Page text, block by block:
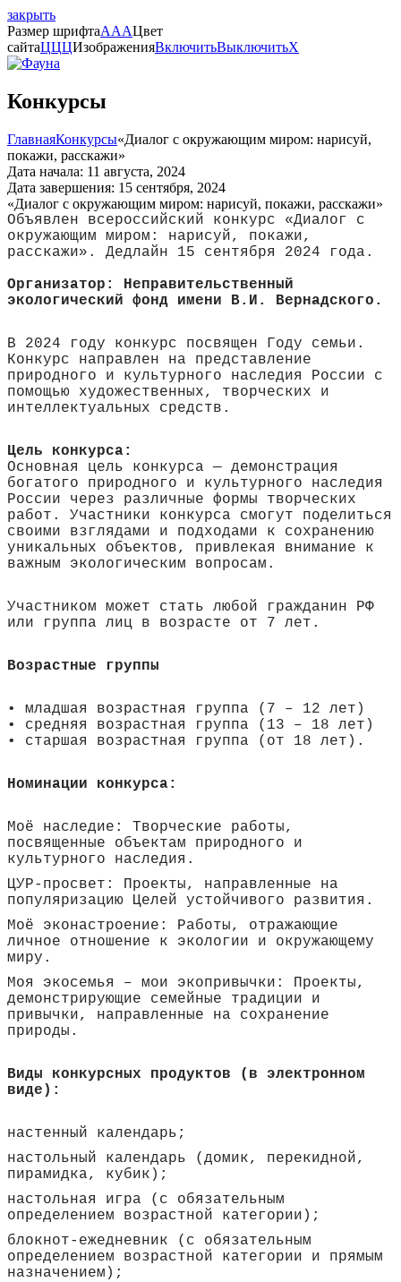
закрыть
Размер шрифтаAAAЦвет
сайтаЦЦЦИзображенияВключитьВыключитьX
Конкурсы
ГлавнаяКонкурсы«Диалог с окружающим миром: нарисуй,
покажи, расскажи»
Дата начала: 11 августа, 2024
Дата завершения: 15 сентября, 2024
«Диалог с окружающим миром: нарисуй, покажи, расскажи»
Объявлен всероссийский конкурс «Диалог с
окружающим миром: нарисуй, покажи,
расскажи». Дедлайн 15 сентября 2024 года.
Организатор: Неправительственный
экологический фонд имени В.И. Вернадского.
В 2024 году конкурс посвящен Году семьи.
Конкурс направлен на представление
природного и культурного наследия России с
помощью художественных, творческих и
интеллектуальных средств.
Цель конкурса:
Основная цель конкурса — демонстрация
богатого природного и культурного наследия
России через различные формы творческих
работ. Участники конкурса смогут поделиться
своими взглядами и подходами к сохранению
уникальных объектов, привлекая внимание к
важным экологическим вопросам.
Участником может стать любой гражданин РФ
или группа лиц в возрасте от 7 лет.
Возрастные группы
• младшая возрастная группа (7 – 12 лет)
• средняя возрастная группа (13 – 18 лет)
• старшая возрастная группа (от 18 лет).
Номинации конкурса:
Моё наследие: Творческие работы,
посвященные объектам природного и
культурного наследия.
ЦУР-просвет: Проекты, направленные на
популяризацию Целей устойчивого развития.
Моё эконастроение: Работы, отражающие
личное отношение к экологии и окружающему
миру.
Моя экосемья – мои экопривычки: Проекты,
демонстрирующие семейные традиции и
привычки, направленные на сохранение
природы.
Виды конкурсных продуктов (в электронном
виде):
настенный календарь;
настольный календарь (домик, перекидной,
пирамидка, кубик);
настольная игра (с обязательным
определением возрастной категории);
блокнот-ежедневник (с обязательным
определением возрастной категории и прямым
назначением);